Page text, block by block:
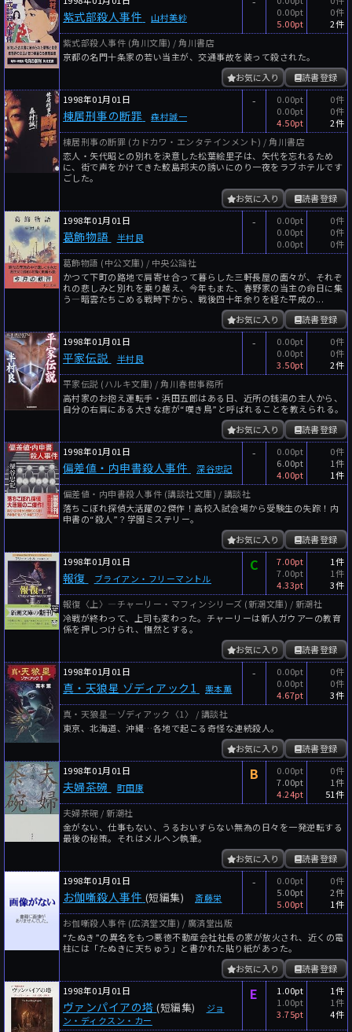
紫式部殺人事件 山村美紗
0.00pt
5.00pt
0件
2件
紫式部殺人事件 (角川文庫) / 角川書店
京都の名門十条家の若い当主が、交通事故を装って殺された。
読書登録
お気に入り
1998年01月01日
棟居刑事の断罪 森村誠一
-
0.00pt
0.00pt
4.50pt
0件
0件
2件
棟居刑事の断罪 (カドカワ・エンタテインメント) / 角川書店
恋人・矢代昭との別れを決意した松葉絵里子は、矢代を忘れるため
に、街で声をかけてきた鮫島邦夫の誘いにのり一夜をラブホテルです
ごした。
読書登録
お気に入り
1998年01月01日
葛飾物語 半村良
-
0.00pt
0.00pt
0.00pt
0件
0件
0件
葛飾物語 (中公文庫) / 中央公論社
かつて下町の路地で肩寄せ合って暮らした三軒長屋の面々が、それぞ
れの悲しみと別れを乗り越え、今年もまた、春野家の当主の命日に集
う―暗雲たちこめる戦時下から、戦後四十年余りを経た平成の...
読書登録
お気に入り
1998年01月01日
平家伝説 半村良
-
0.00pt
0.00pt
3.50pt
0件
0件
2件
平家伝説 (ハルキ文庫) / 角川春樹事務所
高村家のお抱え運転手・浜田五郎はある日、近所の銭湯の主人から、
自分の右肩にある大きな痣が“嘆き鳥”と呼ばれることを教えられる。
読書登録
お気に入り
1998年01月01日
偏差値・内申書殺人事件 深谷忠記
-
0.00pt
6.00pt
4.00pt
0件
1件
1件
偏差値・内申書殺人事件 (講談社文庫) / 講談社
落ちこぼれ探偵大活躍の2傑作！高校入試会場から受験生の失踪！内
申書の“殺人”？学園ミステリー。
読書登録
お気に入り
1998年01月01日
報復 ブライアン・フリーマントル
C
7.00pt
7.00pt
4.33pt
1件
1件
3件
報復〈上〉―チャーリー・マフィンシリーズ (新潮文庫) / 新潮社
冷戦が終わって、上司も変わった。チャーリーは新人ガウアーの教育
係を押しつけられ、憮然とする。
読書登録
お気に入り
1998年01月01日
真・天狼星 ゾディアック1 栗本薫
-
0.00pt
0.00pt
4.67pt
0件
0件
3件
真・天狼星―ゾディアック〈1〉 / 講談社
東京、北海道、沖縄…各地で起こる奇怪な連続殺人。
読書登録
お気に入り
1998年01月01日
夫婦茶碗 町田康
B
0.00pt
7.00pt
4.24pt
0件
1件
51件
夫婦茶碗 / 新潮社
金がない、仕事もない、うるおいすらない無為の日々を一発逆転する
最後の秘策。それはメルヘン執筆。
読書登録
お気に入り
1998年01月01日
お伽噺殺人事件 (短編集) 斎藤栄
-
0.00pt
5.00pt
5.00pt
0件
2件
1件
お伽噺殺人事件 (広済堂文庫) / 廣済堂出版
“たぬき”の異名をもつ悪徳不動産会社社長の家が放火され、近くの電
柱には「たぬきに天ちゅう」と書かれた貼り紙があった。
読書登録
お気に入り
1998年01月01日
ヴァンパイアの塔 (短編集)
ジョ
ン・ディクスン・カー
E
1.00pt
1.00pt
3.75pt
1件
1件
4件